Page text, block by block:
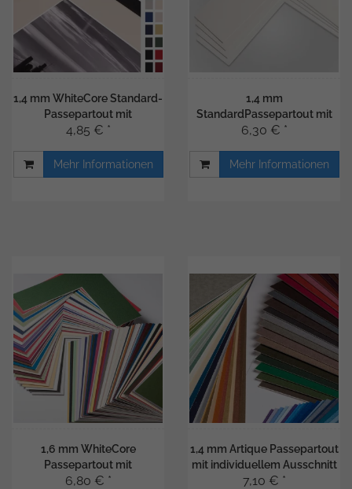
1,4 mm WhiteCore Standard-
Passepartout mit
individuellem Ausschnitt
4,85 € *
Mehr Informationen
1,4 mm
StandardPassepartout mit
individuellem Ausschnitt
6,30 € *
Mehr Informationen
1,6 mm WhiteCore
Passepartout mit
individuellem Ausschnitt
6,80 € *
1,4 mm Artique Passepartout
mit individuellem Ausschnitt
7,10 € *